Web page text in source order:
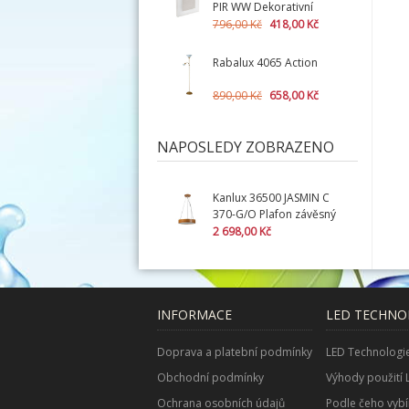
PIR WW Dekorativní
svítidlo LED s čidlem +
zdarma
796,00 Kč 418,00 Kč
Rabalux 4065 Action
890,00 Kč 658,00 Kč
NAPOSLEDY ZOBRAZENO
Kanlux 36500 JASMIN C
370-G/O Plafon závěsný
2 698,00 Kč
INFORMACE
Doprava a platební podmínky
Obchodní podmínky
Ochrana osobních údajů
LED
LED
Výhody použití
Podle čeho